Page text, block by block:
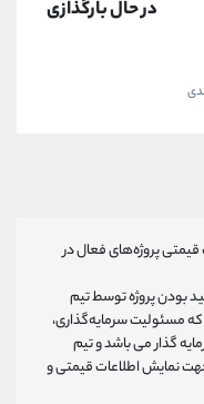
در حال بارگذازی
پروژه‌های فعال در
بودن پروژه توسط تیم
مسئولیت سرمایه‌گذاری،
گذار می باشد و تیم
نمایش اطلاعات قیمتی و